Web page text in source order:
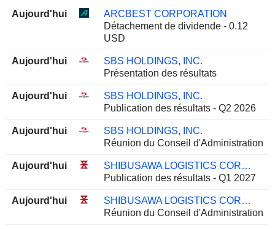
Aujourd'hui
ARCBEST CORPORATION
Détachement de dividende - 0.12
USD
Aujourd'hui
SBS HOLDINGS, INC.
Présentation des résultats
Aujourd'hui
SBS HOLDINGS, INC.
Publication des résultats - Q2 2026
Aujourd'hui
SBS HOLDINGS, INC.
Réunion du Conseil d'Administration
Aujourd'hui
SHIBUSAWA LOGISTICS CORPORATION
Publication des résultats - Q1 2027
Aujourd'hui
SHIBUSAWA LOGISTICS CORPORATION
Réunion du Conseil d'Administration